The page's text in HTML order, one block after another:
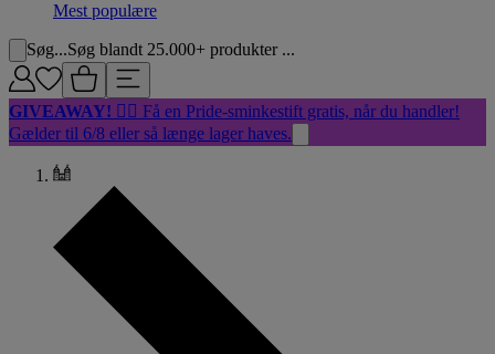
Mest populære
Søg...Søg blandt 25.000+ produkter ...
GIVEAWAY! 🏳️‍🌈 Få en Pride-sminkestift gratis, når du handler!
Gælder til 6/8 eller så længe lager haves.